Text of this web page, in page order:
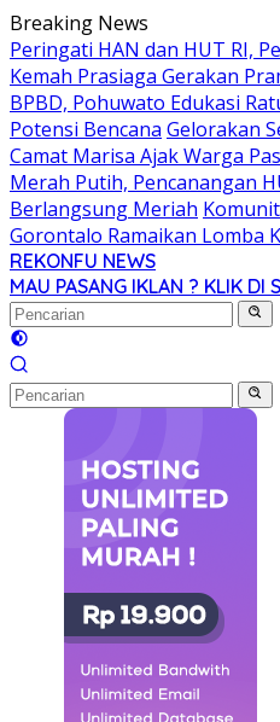
Langsung
ke
konten
Breaking News
Peringati HAN dan HUT RI,
Kemah Prasiaga Gerakan
BPBD, Pohuwato Edukasi
Potensi Bencana Gelorakan
Camat Marisa Ajak Warga
Merah Putih, Pencanangan
Berlangsung Meriah
Gorontalo Ramaikan Lomba
REKONFU NEWS
Tegas,
Berani
dan
Transparan
MAU PASANG IKLAN ? KLIK DI